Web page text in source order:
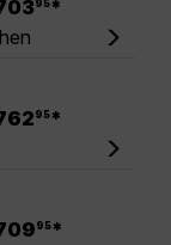
95 *
95 *
95 *